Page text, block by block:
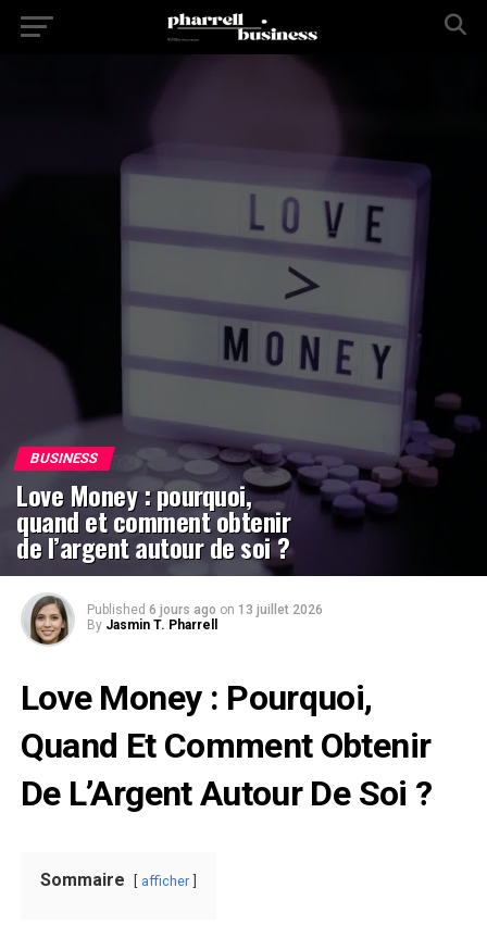
BUSINESS
Love Money : pourquoi,
quand et comment obtenir
de l’argent autour de soi ?
Published 6 jours ago on 13 juillet 2026
By Jasmin T. Pharrell
Love Money : Pourquoi,
Quand Et Comment Obtenir
De L’Argent Autour De Soi ?
Sommaire afficher